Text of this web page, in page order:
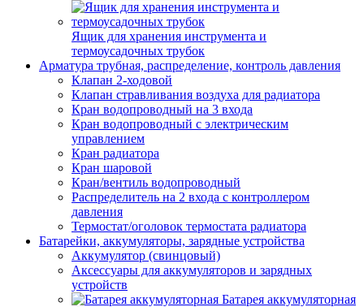
Ящик для хранения инструмента и
термоусадочных трубок
Арматура трубная, распределение, контроль давления
Клапан 2-ходовой
Клапан стравливания воздуха для радиатора
Кран водопроводный на 3 входа
Кран водопроводный с электрическим
управлением
Кран радиатора
Кран шаровой
Кран/вентиль водопроводный
Распределитель на 2 входа с контроллером
давления
Термостат/оголовок термостата радиатора
Батарейки, аккумуляторы, зарядные устройства
Аккумулятор (свинцовый)
Аксессуары для аккумуляторов и зарядных
устройств
Батарея аккумуляторная